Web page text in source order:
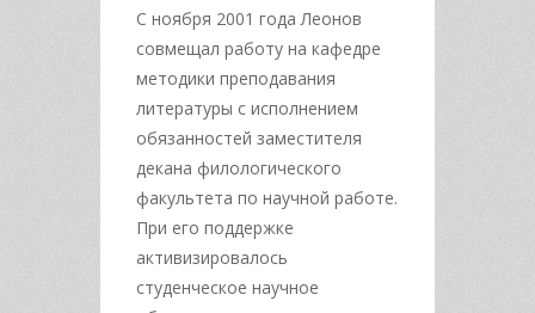
С ноября 2001 года Леонов
совмещал работу на кафедре
методики преподавания
литературы с исполнением
обязанностей заместителя
декана филологического
факультета по научной работе.
При его поддержке
активизировалось
студенческое научное